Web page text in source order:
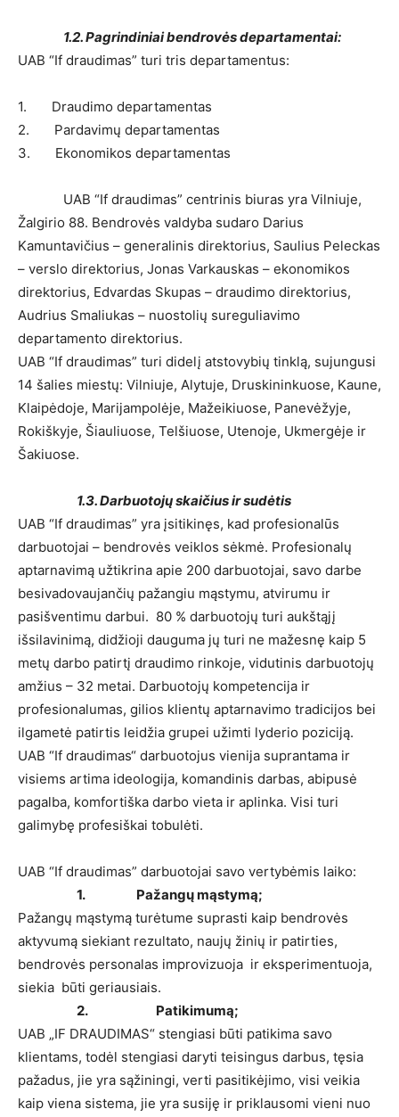
1.2. Pagrindiniai bendrovės departamentai:
UAB “If draudimas” turi tris departamentus:
1. Draudimo departamentas
2. Pardavimų departamentas
3. Ekonomikos departamentas
UAB “If draudimas” centrinis biuras yra Vilniuje,
Žalgirio 88. Bendrovės valdyba sudaro Darius
Kamuntavičius – generalinis direktorius, Saulius Peleckas
– verslo direktorius, Jonas Varkauskas – ekonomikos
direktorius, Edvardas Skupas – draudimo direktorius,
Audrius Smaliukas – nuostolių sureguliavimo
departamento direktorius.
UAB “If draudimas” turi didelį atstovybių tinklą, sujungusi
14 šalies miestų: Vilniuje, Alytuje, Druskininkuose, Kaune,
Klaipėdoje, Marijampolėje, Mažeikiuose, Panevėžyje,
Rokiškyje, Šiauliuose, Telšiuose, Utenoje, Ukmergėje ir
Šakiuose.
1.3. Darbuotojų skaičius ir sudėtis
UAB “If draudimas” yra įsitikinęs, kad profesionalūs
darbuotojai – bendrovės veiklos sėkmė. Profesionalų
aptarnavimą užtikrina apie 200 darbuotojai, savo darbe
besivadovaujančių pažangiu mąstymu, atvirumu ir
pasišventimu darbui. 80 % darbuotojų turi aukštąjį
išsilavinimą, didžioji dauguma jų turi ne mažesnę kaip 5
metų darbo patirtį draudimo rinkoje, vidutinis darbuotojų
amžius – 32 metai. Darbuotojų kompetencija ir
profesionalumas, gilios klientų aptarnavimo tradicijos bei
ilgametė patirtis leidžia grupei užimti lyderio poziciją.
UAB “If draudimas“ darbuotojus vienija suprantama ir
visiems artima ideologija, komandinis darbas, abipusė
pagalba, komfortiška darbo vieta ir aplinka. Visi turi
galimybę profesiškai tobulėti.
UAB “If draudimas” darbuotojai savo vertybėmis laiko:
1. Pažangų mąstymą;
Pažangų mąstymą turėtume suprasti kaip bendrovės
aktyvumą siekiant rezultato, naujų žinių ir patirties,
bendrovės personalas improvizuoja ir eksperimentuoja,
siekia būti geriausiais.
2.
Patikimumą;
UAB „IF DRAUDIMAS“ stengiasi būti patikima savo
klientams, todėl stengiasi daryti teisingus darbus, tęsia
pažadus, jie yra sąžiningi, verti pasitikėjimo, visi veikia
kaip viena sistema, jie yra susiję ir priklausomi vieni nuo